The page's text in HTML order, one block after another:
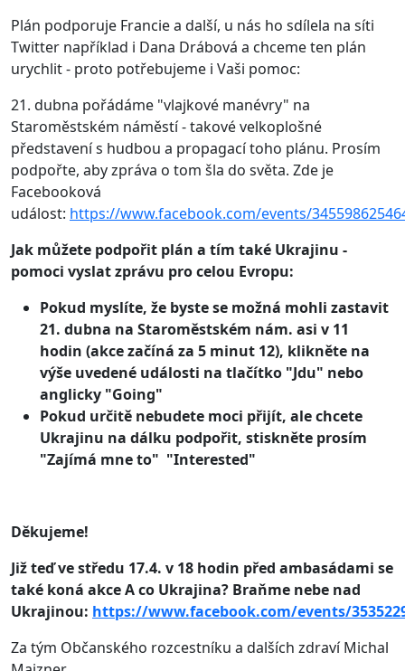
Plán podporuje Francie a další, u nás ho sdílela na síti
Twitter například i Dana Drábová a chceme ten plán
urychlit - proto potřebujeme i Vaši pomoc:
21. dubna pořádáme "vlajkové manévry" na
Staroměstském náměstí - takové velkoplošné
představení s hudbou a propagací toho plánu. Prosím
podpořte, aby zpráva o tom šla do světa. Zde je
Facebooková
událost: https://www.facebook.com/events/
Jak můžete podpořit plán a tím také Ukrajinu -
pomoci vyslat zprávu pro celou Evropu:
Pokud myslíte, že byste se možná mohli zastavit
21. dubna na Staroměstském nám. asi v 11
hodin (akce začíná za 5 minut 12), klikněte na
výše uvedené události na tlačítko "Jdu" nebo
anglicky "Going"
Pokud určitě nebudete moci přijít, ale chcete
Ukrajinu na dálku podpořit, stiskněte prosím
"Zajímá mne to" "Interested"
Děkujeme!
Již teď ve středu 17.4. v 18 hodin před ambasádami se
také koná akce A co Ukrajina? Braňme nebe nad
Ukrajinou: https://www.facebook.com/events/
Za tým Občanského rozcestníku a dalších zdraví Michal